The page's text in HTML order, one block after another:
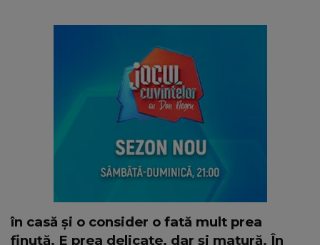
în casă și o consider o fată mult prea
finuță. E prea delicate, dar și matură. În